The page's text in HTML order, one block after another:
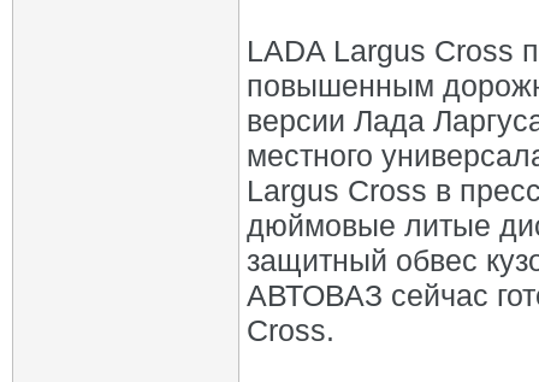
LADA Largus Cross
повышенным
версии Лада
местного
Largus Cross в
дюймовые литые
защитный обвес
АВТОВАЗ сейчас
Cross.